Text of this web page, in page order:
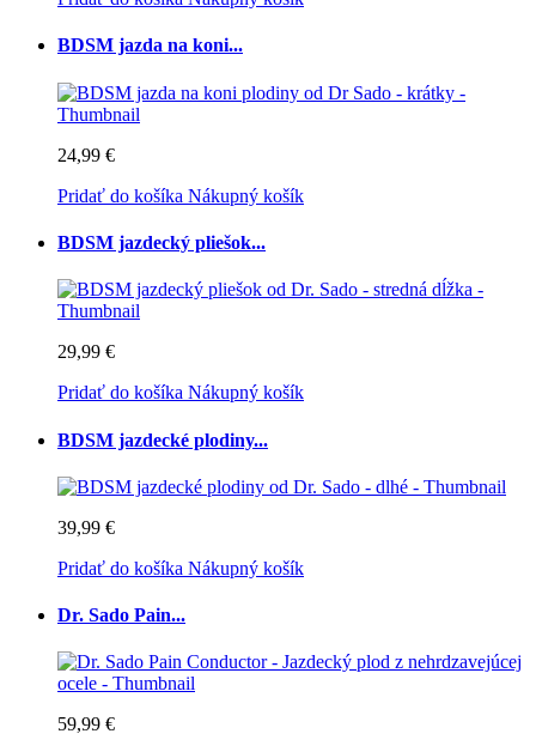
BDSM jazda na koni...
24,99 €
Pridať do košíka Nákupný košík
BDSM jazdecký pliešok...
29,99 €
Pridať do košíka Nákupný košík
BDSM jazdecké plodiny...
39,99 €
Pridať do košíka Nákupný košík
Dr. Sado Pain...
59,99 €